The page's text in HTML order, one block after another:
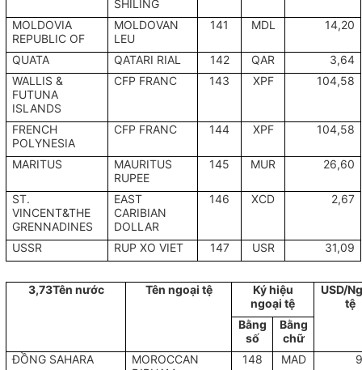
SHILING
MOLDOVIA
REPUBLIC OF
MOLDOVAN
LEU
141 MDL 14,20
QUATA QATARI RIAL 142 QAR
3,64
WALLIS &
FUTUNA
ISLANDS
CFP FRANC 143 XPF 104,58
FRENCH
POLYNESIA
CFP FRANC 144 XPF 104,58
MARITUS
MAURITUS
RUPEE
145 MUR 26,60
ST.
VINCENT&THE
GRENNADINES
EAST
CARIBIAN
DOLLAR
146 XCD 2,67
USSR RUP XO VIET 147 USR 31,09
3,73Tên nước Tên ngoại tệ
Ký hiệu
ngoại tệ
USD/
tệ
Bằng
số
Bằng
chữ
ĐỒNG SAHARA
MOROCCAN
148 MAD